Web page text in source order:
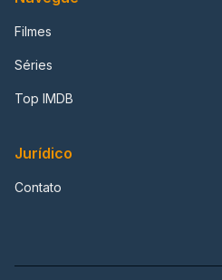
Filmes
Séries
Top IMDB
Jurídico
Contato